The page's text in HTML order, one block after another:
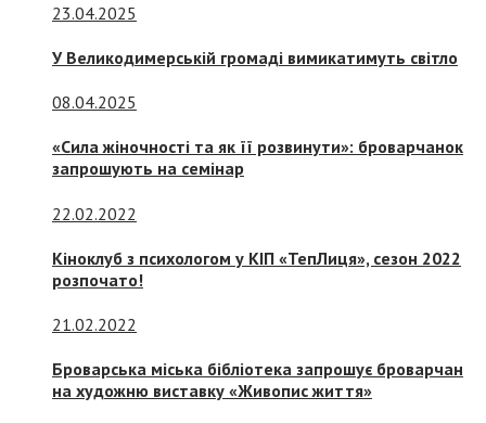
23.04.2025
У Великодимерській громаді вимикатимуть світло
08.04.2025
«Сила жіночності та як її розвинути»: броварчанок
запрошують на семінар
22.02.2022
Кіноклуб з психологом у КІП «ТепЛиця», сезон 2022
розпочато!
21.02.2022
Броварська міська бібліотека запрошує броварчан
на художню виставку «Живопис життя»